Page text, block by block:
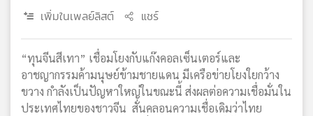
วิทยุ
เครือ
ข่าย
เพิ่มในเพลย์ลิสต์ แชร์
“ทุนจีนสีเทา” เชื่อมโยงกับแก๊งคอลเซ็นเตอร์และ
อาชญากรรมค้ามนุษย์ข้ามชายแดน มีเครือข่ายโยงใยกว้าง
ขวาง กำลังเป็นปัญหาใหญ่ในขณะนี้ ส่งผลต่อความเชื่อมั่นใน
ประเทศไทยของชาวจีน สั่นคลอนความเชื่อเดิมว่าไทย